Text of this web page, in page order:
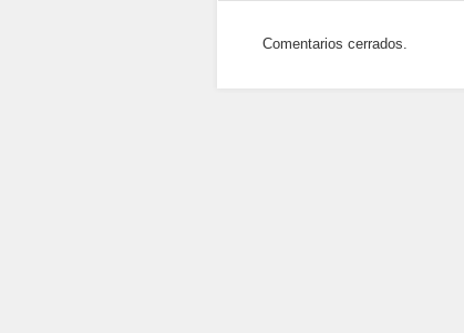
Comentarios cerrados.